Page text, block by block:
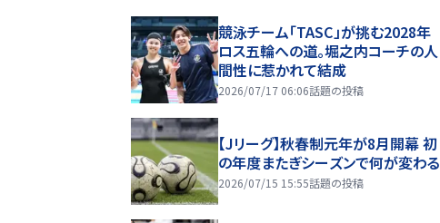
競泳チーム「TASC」が挑む2028年
ロス五輪への道。堀之内コーチの人
間性に惹かれて結成
2026/07/17 06:06話題の投稿
【Jリーグ】秋春制元年が8月開幕 初
の年度またぎシーズンで何が変わる
2026/07/15 15:55話題の投稿